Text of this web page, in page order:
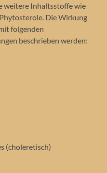
weitere Inhaltsstoffe wie
Die Wirkung
folgenden
beschrieben werden:
(choleretisch)